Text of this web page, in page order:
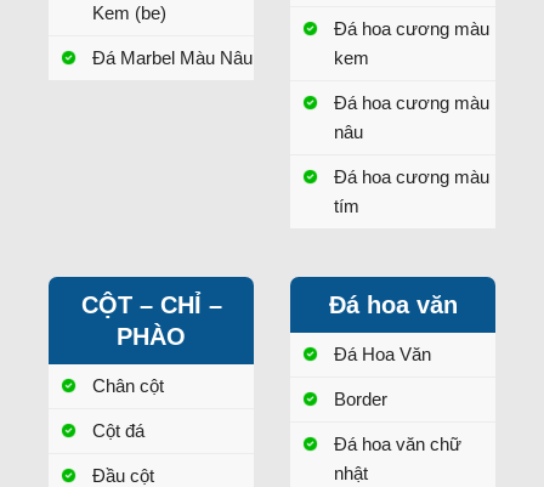
Kem (be)
Đá Marbel Màu Nâu
Đá hoa cương màu
kem
Đá hoa cương màu
nâu
Đá hoa cương màu
tím
CỘT – CHỈ –
PHÀO
Chân cột
Cột đá
Đầu cột
Đá hoa văn
Đá Hoa Văn
Border
Đá hoa văn chữ
nhật